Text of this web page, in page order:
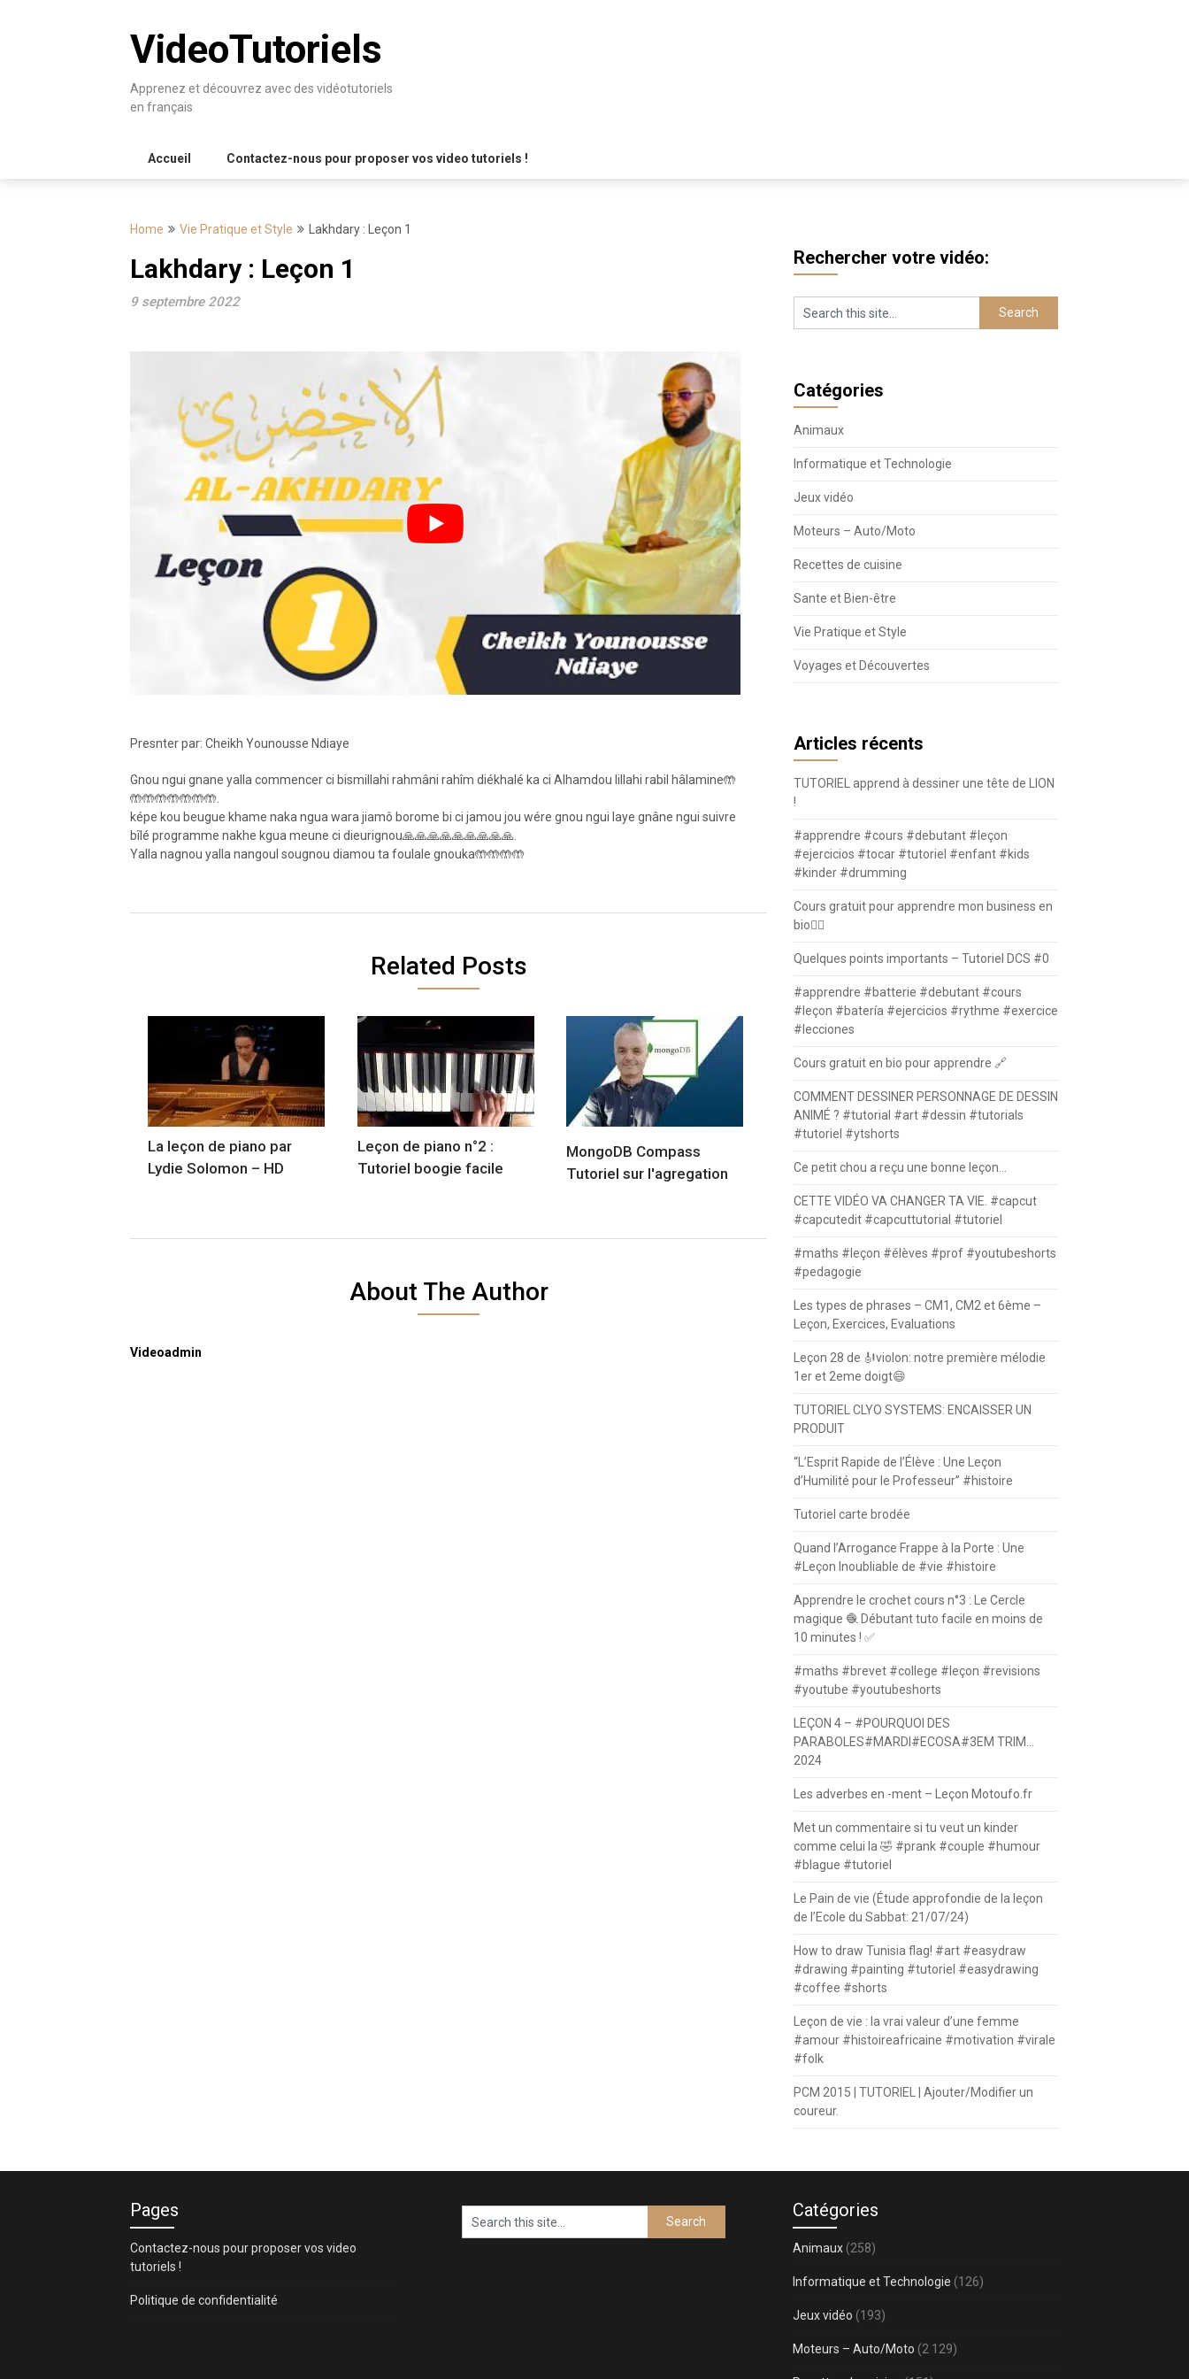
VideoTutoriels
Apprenez et découvrez avec des vidéotutoriels
en français
Accueil Contactez-nous pour proposer vos video tutoriels !
Home Vie Pratique et Style Lakhdary : Leçon 1
Lakhdary : Leçon 1
9 septembre 2022
Presnter par: Cheikh Younousse Ndiaye
Gnou ngui gnane yalla commencer ci bismillahi rahmâni rahîm diékhalé ka ci Alhamdou lillahi rabil hâlamine🤲
🤲🤲🤲🤲🤲🤲🤲.
képe kou beugue khame naka ngua wara jiamô borome bi ci jamou jou wére gnou ngui laye gnâne ngui suivre
bîlé programme nakhe kgua meune ci dieurignou🙏🙏🙏🙏🙏🙏🙏🙏🙏.
Yalla nagnou yalla nangoul sougnou diamou ta foulale gnouka🤲🤲🤲🤲
Related Posts
La leçon de piano par
Lydie Solomon – HD
Leçon de piano n°2 :
Tutoriel boogie facile
MongoDB Compass
Tutoriel sur l'agregation
About The Author
Videoadmin
Rechercher votre vidéo:
Catégories
Animaux
Informatique et Technologie
Jeux vidéo
Moteurs – Auto/Moto
Recettes de cuisine
Sante et Bien-être
Vie Pratique et Style
Voyages et Découvertes
Articles récents
TUTORIEL apprend à dessiner une tête de LION
!
#apprendre #cours #debutant #leçon
#ejercicios #tocar #tutoriel #enfant #kids
#kinder #drumming
Cours gratuit pour apprendre mon business en
bio⛓️‍💥
Quelques points importants – Tutoriel DCS #0
#apprendre #batterie #debutant #cours
#leçon #batería #ejercicios #rythme #exercice
#lecciones
Cours gratuit en bio pour apprendre 🔗
COMMENT DESSINER PERSONNAGE DE DESSIN
ANIMÉ ? #tutorial #art #dessin #tutorials
#tutoriel #ytshorts
Ce petit chou a reçu une bonne leçon…
CETTE VIDÉO VA CHANGER TA VIE. #capcut
#capcutedit #capcuttutorial #tutoriel
#maths #leçon #élèves #prof #youtubeshorts
#pedagogie
Les types de phrases – CM1, CM2 et 6ème –
Leçon, Exercices, Evaluations
Leçon 28 de 🎻violon: notre première mélodie
1er et 2eme doigt😄
TUTORIEL CLYO SYSTEMS: ENCAISSER UN
PRODUIT
“L’Esprit Rapide de l’Élève : Une Leçon
d’Humilité pour le Professeur” #histoire
Tutoriel carte brodée
Quand l’Arrogance Frappe à la Porte : Une
#Leçon Inoubliable de #vie #histoire
Apprendre le crochet cours n°3 : Le Cercle
magique 🧶 Débutant tuto facile en moins de
10 minutes ! ✅
#maths #brevet #college #leçon #revisions
#youtube #youtubeshorts
LEÇON 4 – #POURQUOI DES
PARABOLES#MARDI#ECOSA#3EM TRIM…
2024
Les adverbes en -ment – Leçon Motoufo.fr
Met un commentaire si tu veut un kinder
comme celui la 🤣 #prank #couple #humour
#blague #tutoriel
Le Pain de vie (Étude approfondie de la leçon
de l’Ecole du Sabbat: 21/07/24)
How to draw Tunisia flag! #art #easydraw
#drawing #painting #tutoriel #easydrawing
#coffee #shorts
Leçon de vie : la vrai valeur d’une femme
#amour #histoireafricaine #motivation #virale
#folk
PCM 2015 | TUTORIEL | Ajouter/Modifier un
coureur.
Pages
Contactez-nous pour proposer vos video
tutoriels !
Politique de confidentialité
Catégories
Animaux (258)
Informatique et Technologie (126)
Jeux vidéo (193)
Moteurs – Auto/Moto (2 129)